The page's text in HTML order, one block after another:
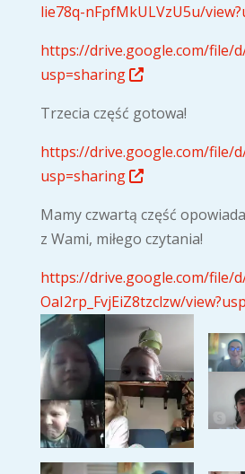
lie78q-nFpfMkULVzU5u/
https://drive.google.com/file/d/
usp=sharing
Trzecia część gotowa!
https://drive.google.com/file/d/
usp=sharing
Mamy czwartą część
z Wami, miłego czytania!
https://drive.google.com/file/
OaI2rp_FvjEiZ8tzclzw/